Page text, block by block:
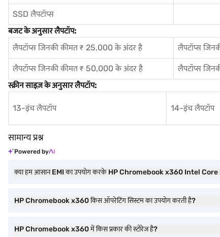
SSD लैपटॉप्स
बजट के अनुसार लैपटॉप:
लैपटॉप्स जिनकी कीमत ₹ 25,000 के अंदर है
लैपटॉप्स
लैपटॉप्स जिनकी कीमत ₹ 50,000 के अंदर है लैपटॉप्स
स्क्रीन साइज़ के अनुसार लैपटॉप:
13-इंच लैपटॉप 14-इंच लैपटॉप
सामान्य प्रश्न
Powered by
क्या हम आसान EMI का उपयोग करके HP Chromebook x360 Intel
HP Chromebook x360 किस ऑपरेटिंग सिस्टम का उपयोग करती है?
HP Chromebook x360 में किस प्रकार की स्टोरेज है?